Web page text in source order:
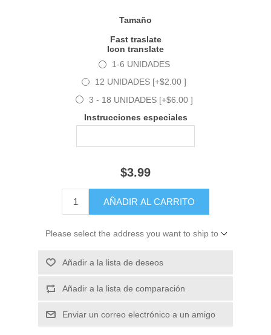
Tamaño
Fast traslate
Icon translate
1-6 UNIDADES
12 UNIDADES [+$2.00 ]
3 - 18 UNIDADES [+$6.00 ]
Instrucciones especiales
$3.99
Please select the address you want to ship to